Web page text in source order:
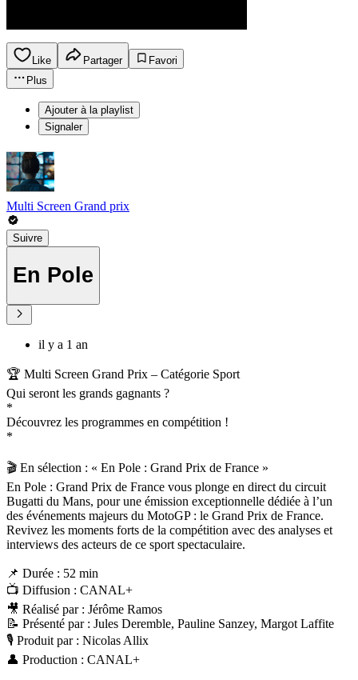
Like Partager
Favori
Plus
Ajouter à la playlist
Signaler
Multi Screen Grand prix
Suivre
En Pole
il y a 1 an
🏆 Multi Screen Grand Prix – Catégorie Sport
Qui seront les grands gagnants ?
*
Découvrez les programmes en compétition !
*
🎬 En sélection : « En Pole : Grand Prix de France »
En Pole : Grand Prix de France vous plonge en direct du circuit
Bugatti du Mans, pour une émission exceptionnelle dédiée à l’un
des événements majeurs du MotoGP : le Grand Prix de France.
Revivez les moments forts de la compétition avec des analyses et
interviews des acteurs de ce sport spectaculaire.
📌 Durée : 52 min
📺 Diffusion : CANAL+
🎥 Réalisé par : Jérôme Ramos
📝 Présenté par : Jules Deremble, Pauline Sanzey, Margot Laffite
🎙 Produit par : Nicolas Allix
👤 Production : CANAL+